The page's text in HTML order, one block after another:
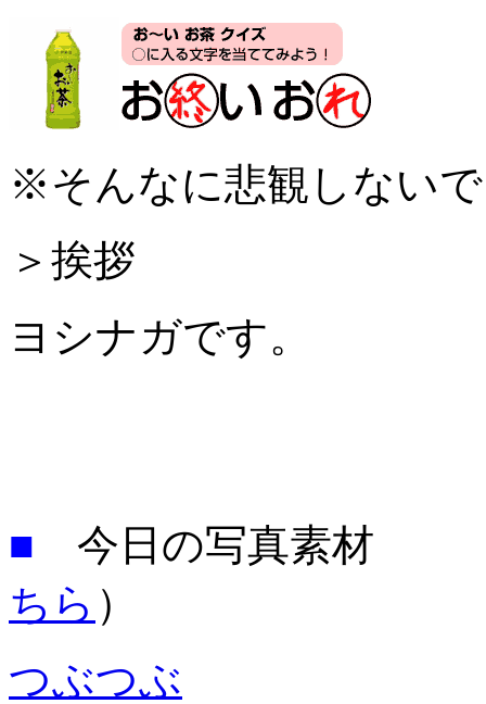
※そんなに悲観しない
＞挨拶
ヨシナガです。
■ 今日の写真素材
ちら ）
つぶつぶ